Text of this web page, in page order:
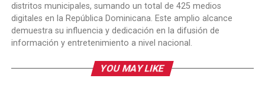
distritos municipales, sumando un total de 425 medios
digitales en la República Dominicana. Este amplio alcance
demuestra su influencia y dedicación en la difusión de
información y entretenimiento a nivel nacional.
YOU MAY LIKE